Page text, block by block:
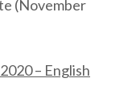
(November
– English